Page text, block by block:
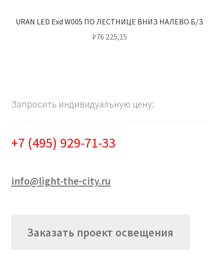
URAN LED Exd W005 ПО ЛЕСТНИЦЕ ВНИЗ НАЛЕВО Б/З
₽76 225,15
Запросить индивидуальную цену:
+7 (495) 929-71-33
info@light-the-city.ru
Заказать проект освещения